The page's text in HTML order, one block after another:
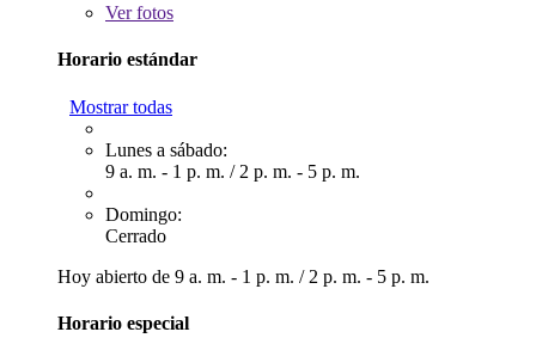
Verfotos
Horario estándar
Mostrar todas
Lunes a sábado:
9 a. m. - 1 p. m. / 2 p. m. - 5 p. m.
Domingo:
Cerrado
Hoy abierto de 9 a. m. - 1 p. m. / 2 p. m. - 5 p. m.
Horario especial